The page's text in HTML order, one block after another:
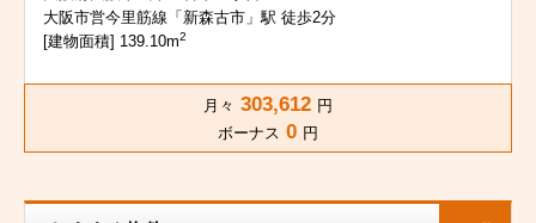
大阪市営今里筋線「新森古市」駅 徒歩2分
[建物面積] 139.10m2
月々 303,612 円
ボーナス 0 円